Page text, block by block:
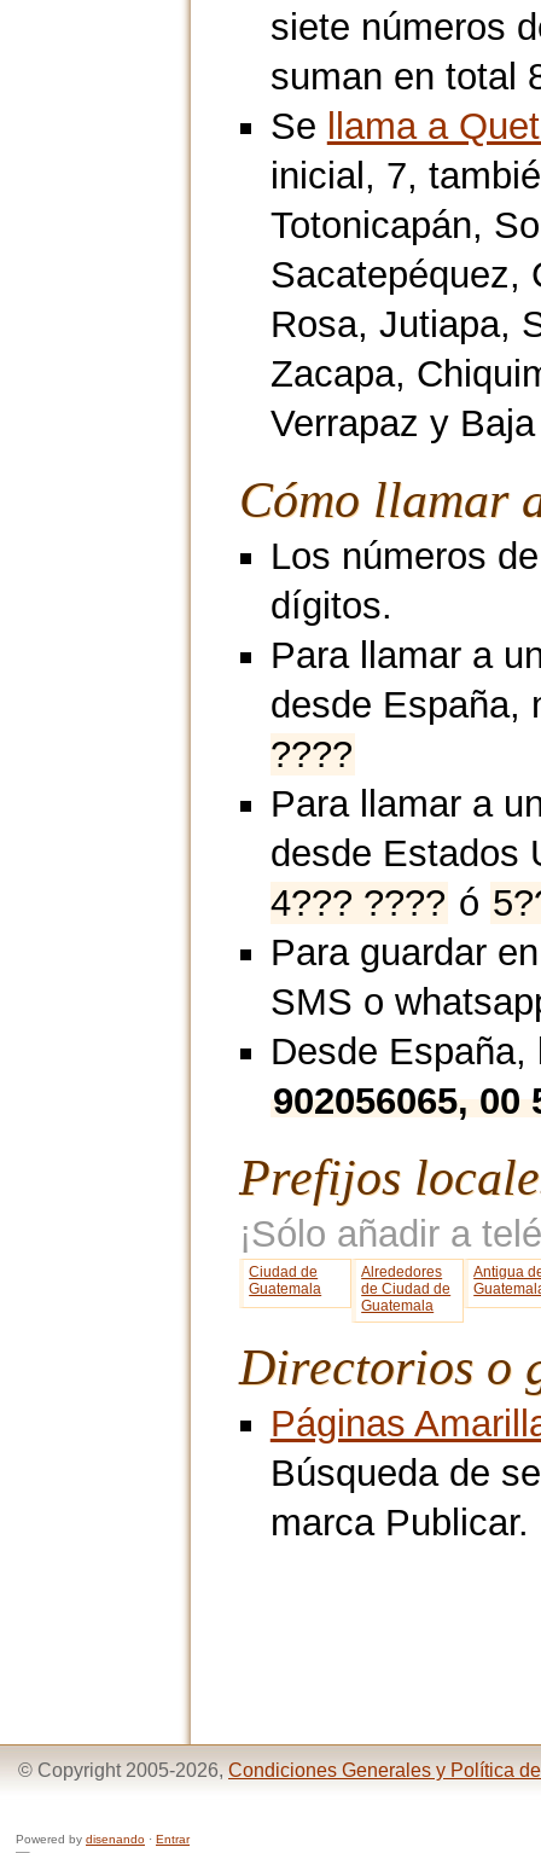
siete números
suman en total
Se llama a
inicial, 7,
Totonicapán,
Sacatepéquez,
Rosa, Jutiapa,
Zacapa,
Verrapaz y
Cómo llamar
Los números
dígitos.
Para llamar a
desde España,
????
Para llamar a
desde Estados
4??? ???? ó
Para guardar
SMS o
Desde
902056065,
Prefijos
¡Sólo añadir a
Ciudad de
Guatemala
Alrededores
de Ciudad de
Guatemala
Antigua
Directorios o
Páginas
Búsqueda de
marca Publicar.
© Copyright 2005-2026, Condiciones Generales y Política
Powered by disenando · Entrar